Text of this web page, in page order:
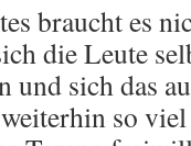
braucht es
die Leute
und sich das
so